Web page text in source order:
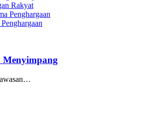
Rakyat
Menyimpang